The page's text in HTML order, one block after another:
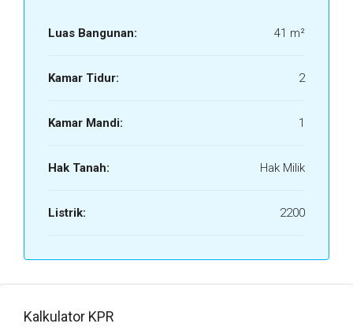
Luas Bangunan: 41 m²
Kamar Tidur: 2
Kamar Mandi: 1
Hak Tanah: Hak Milik
Listrik: 2200
Kalkulator KPR